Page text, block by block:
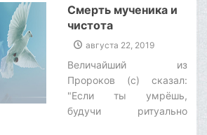
(мечей и копий со своею
плотью)".‌
Смерть мученика и
чистота
августа 22, 2019
Величайший из
Пророков (с) сказал:
"Если ты умрёшь,
будучи ритуально